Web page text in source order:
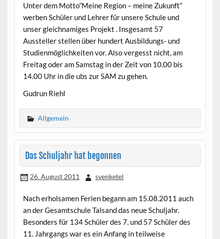
Unter dem Motto”Meine Region – meine Zukunft”
werben Schüler und Lehrer für unsere Schule und
unser gleichnamiges Projekt . Insgesamt 57
Aussteller stellen über hundert Ausbildungs- und
Studienmöglichkeiten vor. Also vergesst nicht, am
Freitag oder am Samstag in der Zeit von 10.00 bis
14.00 Uhr in die ubs zur SAM zu gehen.
Gudrun Riehl
Allgemein
Das Schuljahr hat begonnen
26. August 2011 svenketel
Nach erholsamen Ferien begann am 15.08.2011 auch
an der Gesamtschule Talsand das neue Schuljahr.
Besonders für 134 Schüler des 7. und 57 Schüler des
11. Jahrgangs war es ein Anfang in teilweise